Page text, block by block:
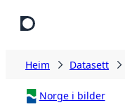
Heim Datasett
Norge i bilder